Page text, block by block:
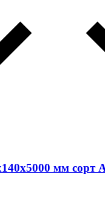
мм сорт